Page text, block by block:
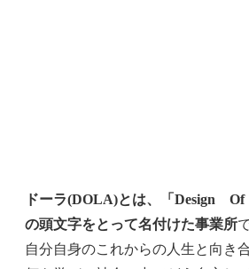
ドーラ(DOLA)とは、「Design
の頭文字をとって名付けた事業所
自分自身のこれからの人生と向き